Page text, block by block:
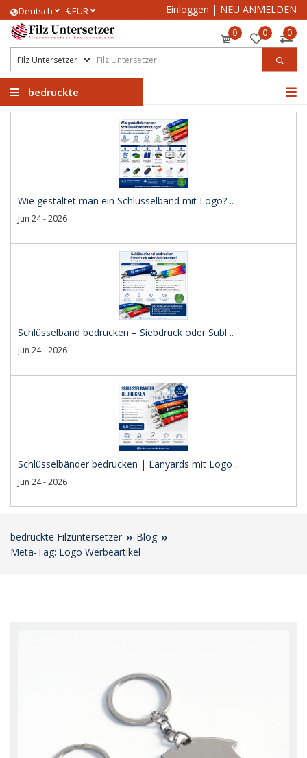
Deutsch €EUR Einloggen | NEU ANMELDEN
0 0 0
bedruckte
Wie gestaltet man ein Schlüsselband mit Logo? ..
Jun 24 - 2026
Schlüsselband bedrucken – Siebdruck oder Subl ..
Jun 24 - 2026
Schlüsselbänder bedrucken | Lanyards mit Logo ..
Jun 24 - 2026
bedruckte Filzuntersetzer
Blog
Meta-Tag: Logo Werbeartikel